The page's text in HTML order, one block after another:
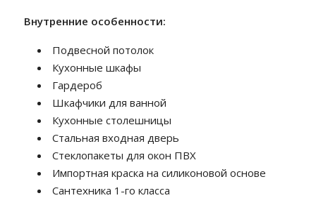
Внутренние особенности:
Подвесной потолок
Кухонные шкафы
Гардероб
Шкафчики для ванной
Кухонные столешницы
Стальная входная дверь
Стеклопакеты для окон ПВХ
Импортная краска на силиконовой основе
Сантехника 1-го класса